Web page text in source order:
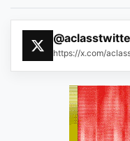
https://x.com/